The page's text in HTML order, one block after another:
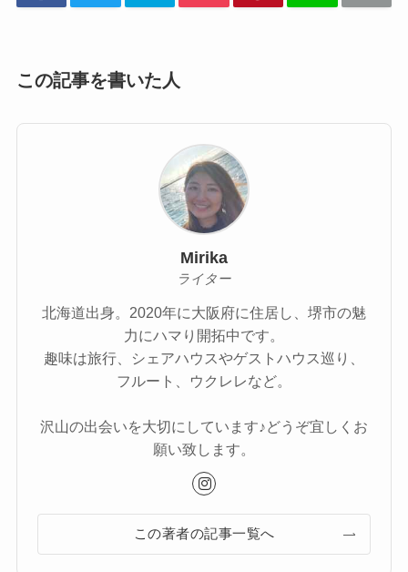
この記事を書いた人
Mirika
ライター
北海道出身。2020年に大阪府に住居し、堺市の魅
力にハマり開拓中です。
趣味は旅行、シェアハウスやゲストハウス巡り、
フルート、ウクレレなど。
沢山の出会いを大切にしています♪どうぞ宜しくお
願い致します。
この著者の記事一覧へ